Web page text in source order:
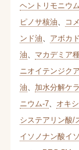
ヘントリモニウ
ピノサ核油
コ
ンド油
アボカ
油
マカデミア
ニオイテンジク
油
加水分解ケ
ニウム-7、 オキ
システアリン酸/
イソノナン酸イ